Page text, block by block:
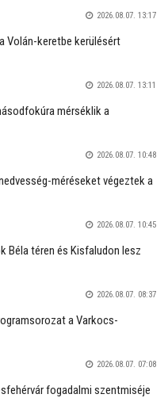
2026.08.07. 13:17
Volán-keretbe kerülésért
2026.08.07. 13:11
mérséklik a
2026.08.07. 10:48
méréseket végeztek a
2026.08.07. 10:45
Béla téren és Kisfaludon lesz
2026.08.07. 08:37
a Varkocs-
2026.08.07. 07:08
fogadalmi szentmiséje